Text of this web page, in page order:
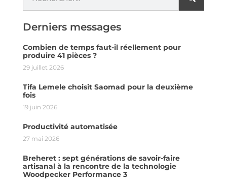
Derniers messages
Combien de temps faut-il réellement pour
produire 41 pièces ?
29 juillet 2026
Tifa Lemele choisit Saomad pour la deuxième
fois
19 juin 2026
Productivité automatisée
27 mai 2026
Breheret : sept générations de savoir-faire
artisanal à la rencontre de la technologie
Woodpecker Performance 3